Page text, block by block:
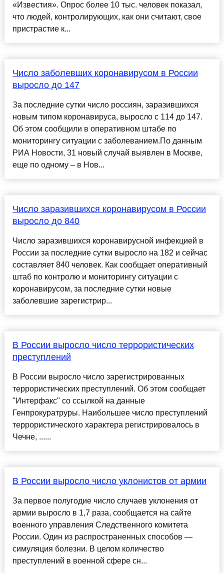
«Известия». Опрос более 10 тыс. человек показал,
что людей, контролирующих, как они считают, свое
пристрастие к...
Число заболевших коронавирусом в России
выросло до 147
За последние сутки число россиян, заразившихся
новым типом коронавируса, выросло с 114 до 147.
Об этом сообщили в оперативном штабе по
мониторингу ситуации с заболеванием.По данным
РИА Новости, 31 новый случай выявлен в Москве,
еще по одному – в Нов...
Число заразившихся коронавирусом в России
выросло до 840
Число заразившихся коронавирусной инфекцией в
России за последние сутки выросло на 182 и сейчас
составляет 840 человек. Как сообщает оперативный
штаб по контролю и мониторингу ситуации с
коронавирусом, за последние сутки новые
заболевшие зарегистрир...
В России выросло число террористических
преступлений
В России выросло число зарегистрированных
террористических преступлений. Об этом сообщает
"Интерфакс" со ссылкой на данные
Генпрокуратруры. Наибольшее число преступлений
террористического характера регистрировалось в
Чечне, ......
В России выросло число уклонистов от армии
За первое полугодие число случаев уклонения от
армии выросло в 1,7 раза, сообщается на сайте
военного управления Следственного комитета
России. Один из распространенных способов —
симуляция болезни. В целом количество
преступлений в военной сфере сн...